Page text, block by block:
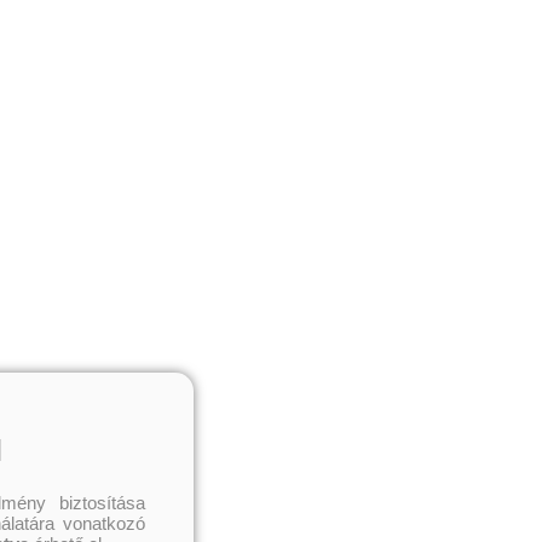
biztosítása
vonatkozó